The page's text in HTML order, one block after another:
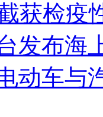
获检疫
发布海
动车与